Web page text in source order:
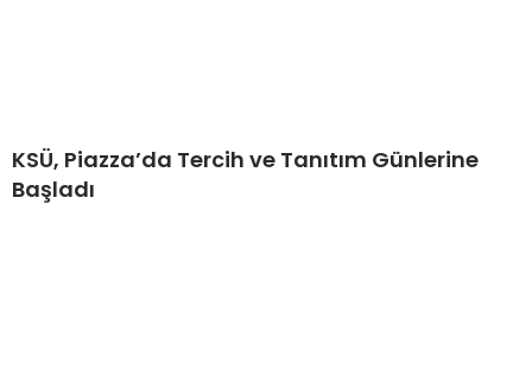
KSÜ, Piazza’da Tercih ve Tanıtım Günlerine
Başladı